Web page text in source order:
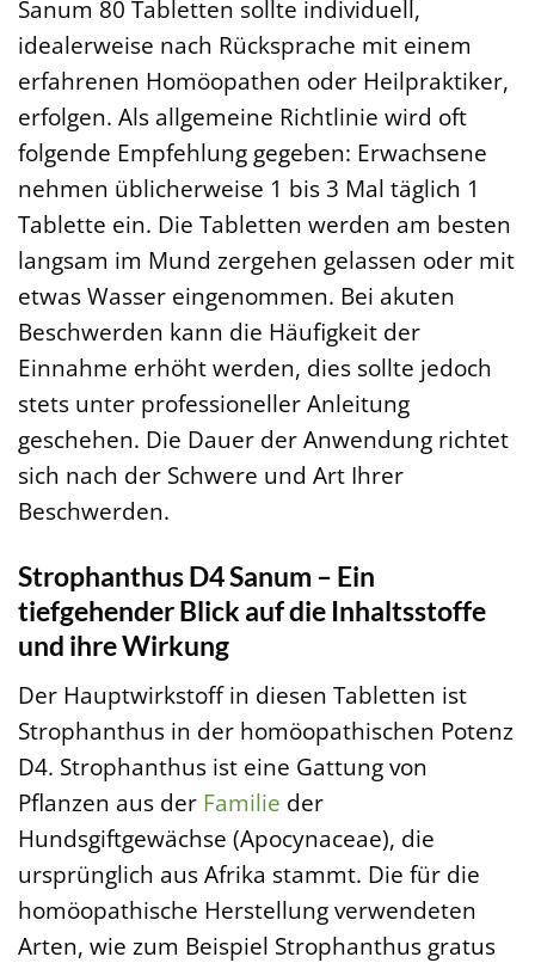
Sanum 80 Tabletten sollte individuell,
idealerweise nach Rücksprache mit einem
erfahrenen Homöopathen oder Heilpraktiker,
erfolgen. Als allgemeine Richtlinie wird oft
folgende Empfehlung gegeben: Erwachsene
nehmen üblicherweise 1 bis 3 Mal täglich 1
Tablette ein. Die Tabletten werden am besten
langsam im Mund zergehen gelassen oder mit
etwas Wasser eingenommen. Bei akuten
Beschwerden kann die Häufigkeit der
Einnahme erhöht werden, dies sollte jedoch
stets unter professioneller Anleitung
geschehen. Die Dauer der Anwendung richtet
sich nach der Schwere und Art Ihrer
Beschwerden.
Strophanthus D4 Sanum – Ein
tiefgehender Blick auf die Inhaltsstoffe
und ihre Wirkung
Der Hauptwirkstoff in diesen Tabletten ist
Strophanthus in der homöopathischen Potenz
D4. Strophanthus ist eine Gattung von
Pflanzen aus der Familie der
Hundsgiftgewächse (Apocynaceae), die
ursprünglich aus Afrika stammt. Die für die
homöopathische Herstellung verwendeten
Arten, wie zum Beispiel Strophanthus gratus